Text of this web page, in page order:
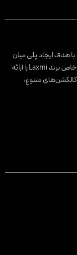
با هدف ایجاد پلی میان
شما و برند لوکس و اصیل مورد علاقه‌تان، محصولات خاص برند Laxmi را ارائه
متنوع،